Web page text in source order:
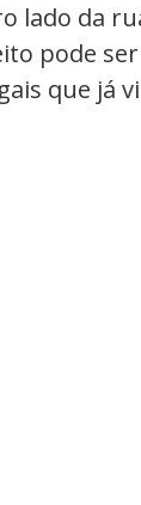
lado da
pode
que já